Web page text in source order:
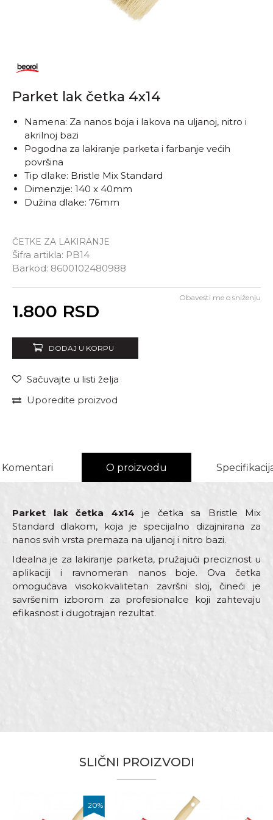
Parket lak četka 4x14
ČETKE ZA LAKIRANJE
Šifra artikla: PB14
Barkod: 8600102480988
Namena: Za nanos boja i lakova na uljanoj, nitro i
akrilnoj bazi
Pogodna za lakiranje parketa i farbanje većih
površina
Tip dlake: Bristle Mix Standard
Dimenzije: 140 x 40mm
Dužina dlake: 76mm
1.800 RSD
Obavesti me o sniženju
DODAJ U KORPU
Sačuvajte u listi želja
Uporedite proizvod
Komentari O proizvodu
Parket lak četka 4x14 je četka sa Bristle Mix
Standard dlakom, koja je specijalno dizajnirana za
nanos svih vrsta premaza na uljanoj i nitro bazi.
Idealna je za lakiranje parketa, pružajući preciznost u
aplikaciji i ravnomeran nanos boje. Ova četka
omogućava visokokvalitetan završni sloj, čineći je
savršenim izborom za profesionalce koji zahtevaju
efikasnost i dugotrajan rezultat.
Bristle mix standard
Parketari, Stolari
SLIČNI PROIZVODI
20%